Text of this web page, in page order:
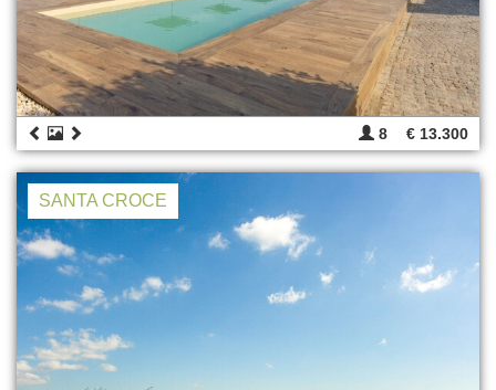
8 € 13.300
SANTA CROCE